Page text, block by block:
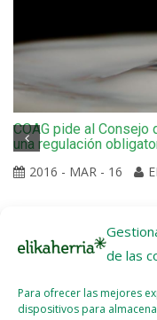
de las
Para ofrecer las mejores
dispositivos para
COAG pide al
una regulación
2016 - MAR - 16